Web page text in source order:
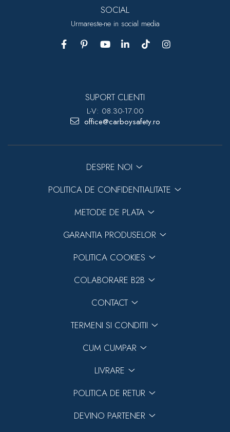
SOCIAL
Urmareste-ne in social media
SUPORT CLIENTI
L-V: 08.30-17.00
office@carboysafety.ro
DESPRE NOI
POLITICA DE CONFIDENTIALITATE
METODE DE PLATA
GARANTIA PRODUSELOR
POLITICA COOKIES
COLABORARE B2B
CONTACT
TERMENI SI CONDITII
CUM CUMPAR
LIVRARE
POLITICA DE RETUR
DEVINO PARTENER